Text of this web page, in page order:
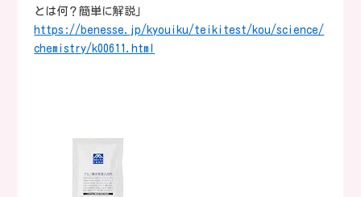
とは何？簡単に解説」
https://benesse.jp/kyouiku/teikitest/kou/science/
chemistry/k00611.html